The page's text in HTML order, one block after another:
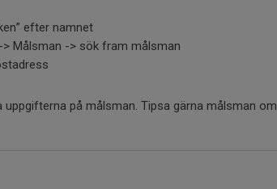
efter namnet
Målsman -> sök fram målsman
på målsman. Tipsa gärna målsman om